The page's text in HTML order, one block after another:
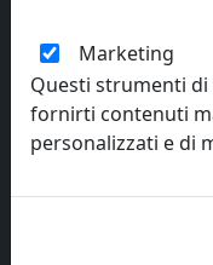
Marketing
Questi strumenti
fornirti contenuti
personalizzati e di
e opere d'arte di artisti